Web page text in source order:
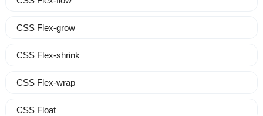
CSS Flex-grow
CSS Flex-shrink
CSS Flex-wrap
CSS Float